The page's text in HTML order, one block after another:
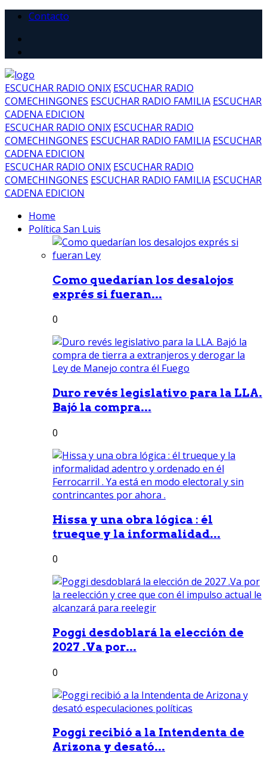
Contacto
ESCUCHAR RADIO ONIX ESCUCHAR RADIO
COMECHINGONES ESCUCHAR RADIO FAMILIA ESCUCHAR
CADENA EDICION
ESCUCHAR RADIO ONIX ESCUCHAR RADIO
COMECHINGONES ESCUCHAR RADIO FAMILIA ESCUCHAR
CADENA EDICION
ESCUCHAR RADIO ONIX ESCUCHAR RADIO
COMECHINGONES ESCUCHAR RADIO FAMILIA ESCUCHAR
CADENA EDICION
Home
Política San Luis
Como quedarían los desalojos
exprés si fueran...
0
Duro revés legislativo para la LLA.
Bajó la compra...
0
Hissa y una obra lógica : él
trueque y la informalidad...
0
Poggi desdoblará la elección de
2027 .Va por...
0
Poggi recibió a la Intendenta de
Arizona y desató...